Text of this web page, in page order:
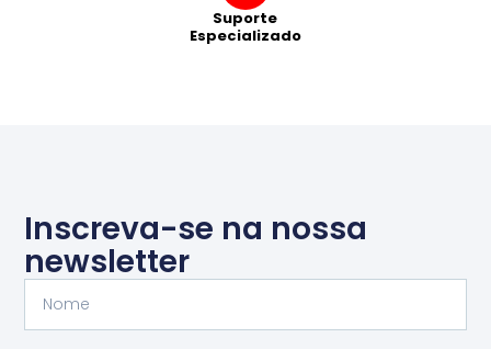
Suporte
Especializado
Inscreva-se na nossa
newsletter